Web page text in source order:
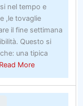
nel tempo e
,le tovaglie
il fine settimana
Questo si
una tipica
Read Moreabout
Cosa
vedere